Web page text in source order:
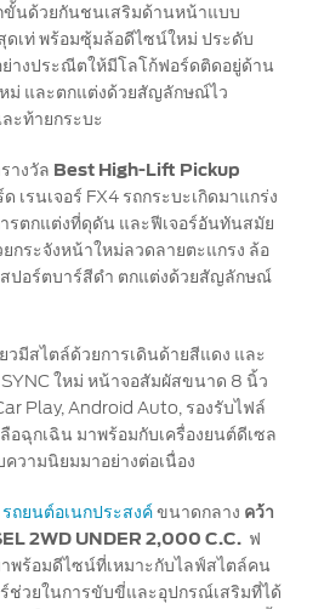
Support
Updates
3
เดือน
บริการเพื่อลูกค้าฟ
เมินค่าอะไหล่และ
ขั้นด้วยกันชนเสริมด้านหน้าแบบ
ดเท่ พร้อมซุ้มล้อดีไซน์ใหม่ ประดับ
างประณีตให้มีโลโก้ฟอร์ดติดอยู่ด้าน
ม่ และตกแต่งด้วยสัญลักษณ์ไว
ะท้ายกระบะ
างวัล Best High-Lift Pickup
เรนเจอร์ FX4 รถกระบะเกิดมาแกร่ง
ตกแต่งที่ดุดัน และฟีเจอร์อันทันสมัย
กระจังหน้าใหม่ลวดลายตะแกรง ล้อ
ปอร์ตบาร์สีดำ ตกแต่งด้วยสัญลักษณ์
วมีสไตล์ด้วยการเดินด้ายสีแดง และ
ใหม่ หน้าจอสัมผัสขนาด 8 นิ้ว
Play, Android Auto, รองรับไฟล์
อฉุกเฉิน มาพร้อมกับเครื่องยนต์ดีเซล
วามนิยมมาอย่างต่อเนื่อง
รถยนต์อเนกประสงค์ขนาดกลาง คว้า
2WD UNDER 2,000 C.C. ฟ
าพร้อมดีไซน์ที่เหมาะกับไลฟ์สไตล์คน
ช่วยในการขับขี่และอุปกรณ์เสริมที่ได้